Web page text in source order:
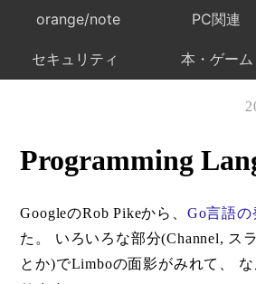
orange/note PC関連
セキュリティ 本・ゲーム
Programming
GoogleのRob Pikeから、 Go言語の
た。 いろいろな部分(Channel, ス
とか)でLimboの面影がみれて、